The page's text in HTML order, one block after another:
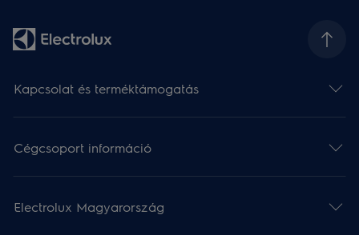
Kapcsolat és terméktámogatás
Cégcsoport információ
Electrolux Magyarország